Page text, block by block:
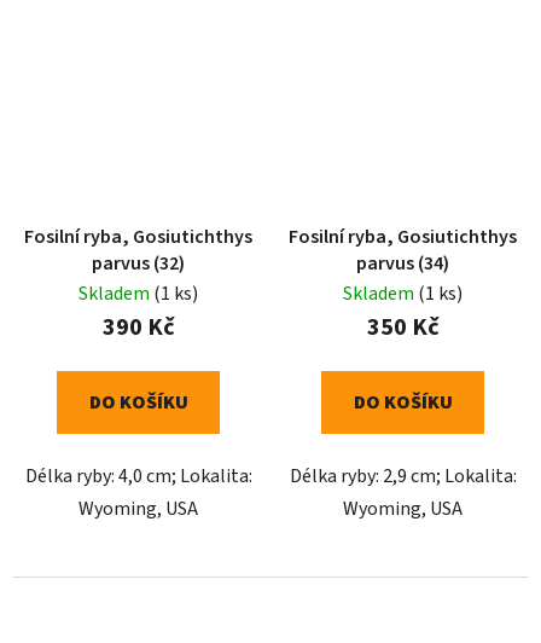
Fosilní ryba, Gosiutichthys
parvus (32)
Skladem (1 ks)
390 Kč
DO KOŠÍKU
Délka ryby: 4,0 cm; Lokalita:
Wyoming, USA
Fosilní ryba, Gosiutichthys
parvus (34)
Skladem (1 ks)
350 Kč
DO KOŠÍKU
Délka ryby: 2,9 cm; Lokalita:
Wyoming, USA